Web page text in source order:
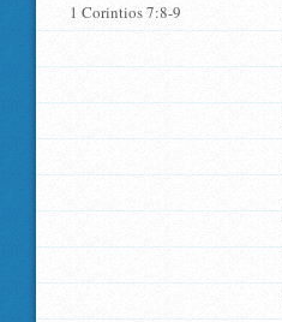
1 Corintios 7:8-9